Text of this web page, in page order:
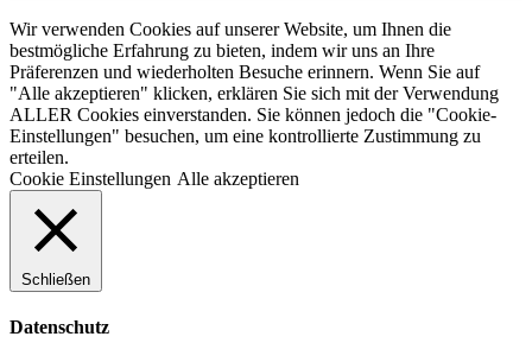
Wir verwenden Cookies auf unserer Website, um Ihnen die
bestmögliche Erfahrung zu bieten, indem wir uns an Ihre
Präferenzen und wiederholten Besuche erinnern. Wenn Sie auf
"Alle akzeptieren" klicken, erklären Sie sich mit der Verwendung
ALLER Cookies einverstanden. Sie können jedoch die "Cookie-
Einstellungen" besuchen, um eine kontrollierte Zustimmung zu
erteilen.
Cookie Einstellungen Alle akzeptieren
Schließen
Datenschutz